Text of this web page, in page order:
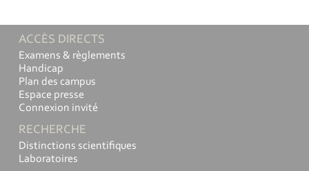
ACCÈS DIRECTS
Examens & règlements
Handicap
Plan des campus
Espace presse
Connexion invité
RECHERCHE
Distinctions scientifiques
Laboratoires